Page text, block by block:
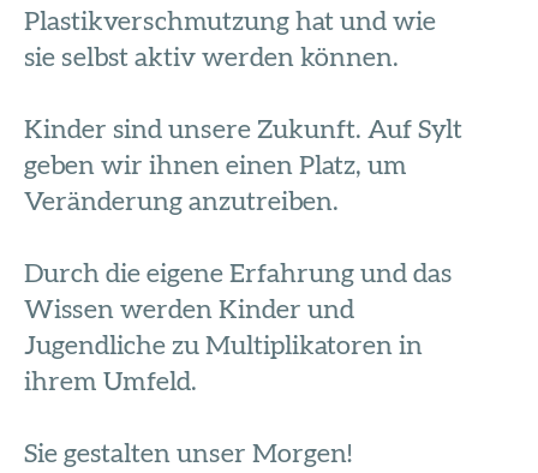
Plastikverschmutzung hat und wie
sie selbst aktiv werden können.
Kinder sind unsere Zukunft. Auf Sylt
geben wir ihnen einen Platz, um
Veränderung anzutreiben.
Durch die eigene Erfahrung und das
Wissen werden Kinder und
Jugendliche zu Multiplikatoren in
ihrem Umfeld.
Sie gestalten unser Morgen!